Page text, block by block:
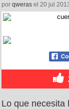
por qweras el 20 jul
Lo que necesita